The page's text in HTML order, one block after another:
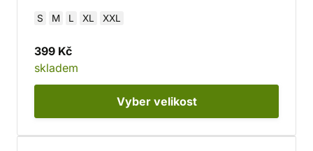
S M L XL XXL
399 Kč
skladem
Vyber velikost